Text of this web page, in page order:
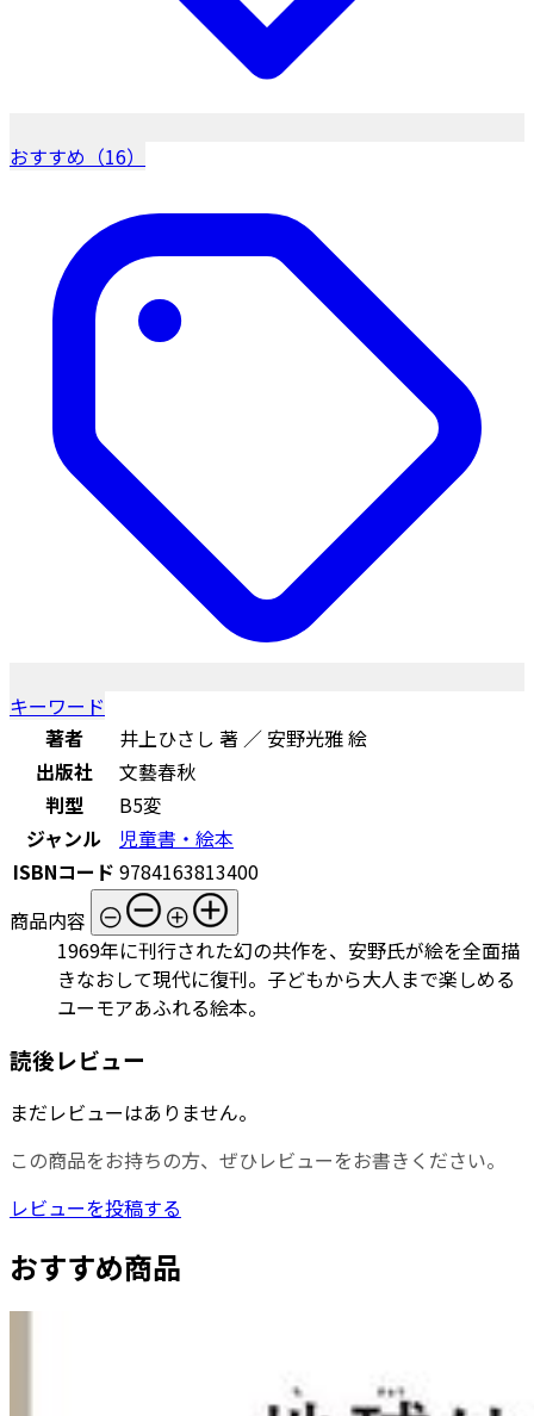
おすすめ（16）
キーワード
著者
井上ひさし 著 ／ 安野光雅 絵
出版社
文藝春秋
判型
B5変
ジャンル
児童書・絵本
ISBNコード 9784163813400
商品内容
1969年に刊行された幻の共作を、安野氏が絵を全面描
きなおして現代に復刊。子どもから大人まで楽しめる
ユーモアあふれる絵本。
読後レビュー
まだレビューはありません。
この商品をお持ちの方、ぜひレビューをお書きください。
レビューを投稿する
おすすめ商品